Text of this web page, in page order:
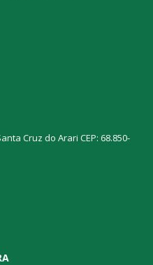
Cruz do Arari CEP: 68.850-